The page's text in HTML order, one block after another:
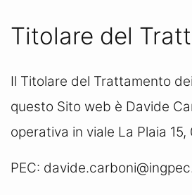
Titolare del
Il Titolare del Trattamento
questo Sito web è Davide
operativa in viale La Plaia
PEC: